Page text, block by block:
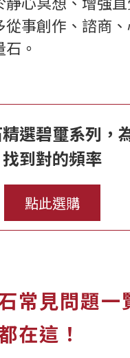
從事創作、諮商
。
選碧璽系列，
找到對的頻率
點此選購
常見問題一
在這！